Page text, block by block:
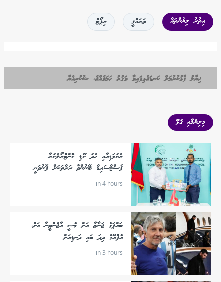
އިތުރު ލިޔުންތައް ތަރައްްޤީ ރިޕޯޓް
ޚިޔާލު ފާޅުކުރުމަށް ކަނޑައެޅިފައިވާ ވަގުތު ހަމަވެއްޖެ، ޝުކުރިއްޔާ
މިލިޔުމާއި ގުޅޭ
ރުކުމަޑިއާއި ހުދު ކޫޑި ކޮންޓްރޯލުކުރާ
ޕެސްޓްސައިޑް ބޭނުންވާ ރަށްތަކަށް ފޮނުވަނީ
in 4 hours
ބައްޕަގެ ޖަނާޒާ އަށް މެސީ އާޖެންޓީނާ އަށް،
އެފްއޭގެ ދިދަ ބައި ދަނޑިއަށް
in 3 hours